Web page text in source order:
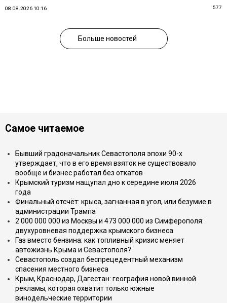
08.08.2026 10:16 577
Больше новостей
Самое читаемое
Бывший градоначальник Севастополя эпохи 90-х
утверждает, что в его время взяток не существовало
вообще и бизнес работал без откатов
Крымский туризм нащупал дно к середине июля 2026
года
Финальный отсчёт: крыса, загнанная в угол, или безумие в
администрации Трампа
2 000 000 000 из Москвы и 473 000 000 из Симферополя:
двухуровневая поддержка крымского бизнеса
Газ вместо бензина: как топливный кризис меняет
автожизнь Крыма и Севастополя?
Севастополь создал беспрецедентный механизм
спасения местного бизнеса
Крым, Краснодар, Дагестан: география новой винной
рекламы, которая охватит только южные
винодельческие территории